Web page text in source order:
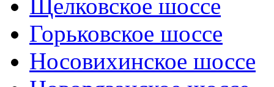
Щелковское шоссе
Горьковское шоссе
Носовихинское шоссе